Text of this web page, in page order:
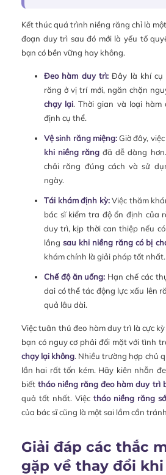
Kết thúc quá trình niềng răng chỉ là
đoạn duy trì sau đó mới là yếu tố
bạn có bền vững hay không.
Đeo hàm duy trì:Đây là khí cụ
răng ở vị trí mới, ngăn chặn
chạy lại. Thời gian và loại
định cụ thể.
Vệ sinh răng miệng:Giờ đây, việc
khi niềng răng đã dễ dàng
chải răng đúng cách và sử
ngày.
Tái khám định kỳ:Việc thăm
bác sĩ kiểm tra độ ổn định của
duy trì, kịp thời can thiệp nếu
lắngsau khi niềng răng có bị
khám chính là giải pháp tốt nhất.
Chế độ ăn uống: Hạn chế các
dai có thể tác động lực xấu lên
quả lâu dài.
Việc tuân thủ đeo hàm duy trì là cực
bạn có nguy cơ phải đối mặt với tình
chạy lại không. Nhiều trường hợp chủ
lần hai rất tốn kém. Hãy kiên nhẫn
biếttháo niềng răng đeo hàm duy trì
quả tốt nhất. Việc tháo niềng răng
của bác sĩ cũng là một sai lầm cần
Giải đáp các thắc
gặp về thay đổi